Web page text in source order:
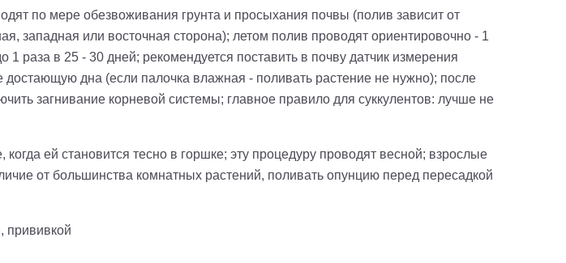
по мере обезвоживания грунта и просыхания почвы (полив зависит от
западная или восточная сторона); летом полив проводят ориентировочно - 1
раза в 25 - 30 дней; рекомендуется поставить в почву датчик измерения
достающую дна (если палочка влажная - поливать растение не нужно); после
загнивание корневой системы; главное правило для суккулентов: лучше не
ей становится тесно в горшке; эту процедуру проводят весной; взрослые
от большинства комнатных растений, поливать опунцию перед пересадкой
прививкой